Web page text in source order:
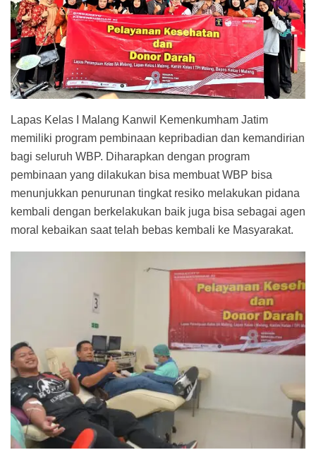
Lapas Kelas I Malang Kanwil Kemenkumham Jatim
memiliki program pembinaan kepribadian dan kemandirian
bagi seluruh WBP. Diharapkan dengan program
pembinaan yang dilakukan bisa membuat WBP bisa
menunjukkan penurunan tingkat resiko melakukan pidana
kembali dengan berkelakukan baik juga bisa sebagai agen
moral kebaikan saat telah bebas kembali ke Masyarakat.